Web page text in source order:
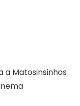
a Matosinsinhos